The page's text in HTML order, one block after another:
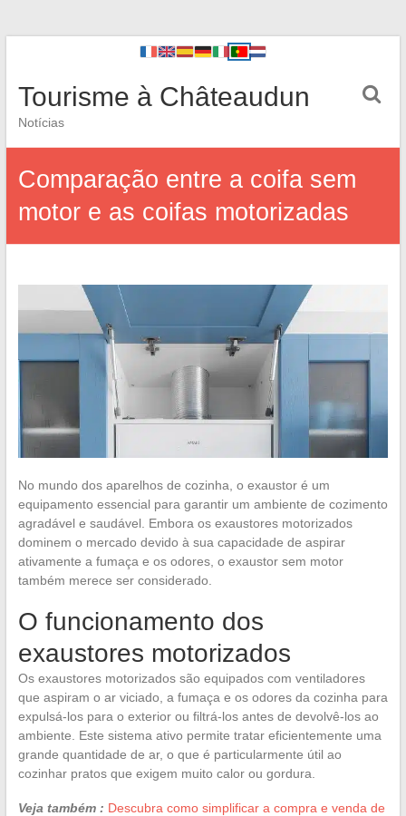
Tourisme à Châteaudun
Notícias
Comparação entre a coifa sem
motor e as coifas motorizadas
No mundo dos aparelhos de cozinha, o exaustor é um
equipamento essencial para garantir um ambiente de cozimento
agradável e saudável. Embora os exaustores motorizados
dominem o mercado devido à sua capacidade de aspirar
ativamente a fumaça e os odores, o exaustor sem motor
também merece ser considerado.
O funcionamento dos
exaustores motorizados
Os exaustores motorizados são equipados com ventiladores
que aspiram o ar viciado, a fumaça e os odores da cozinha para
expulsá-los para o exterior ou filtrá-los antes de devolvê-los ao
ambiente. Este sistema ativo permite tratar eficientemente uma
grande quantidade de ar, o que é particularmente útil ao
cozinhar pratos que exigem muito calor ou gordura.
Veja também : Descubra como simplificar a compra e venda de